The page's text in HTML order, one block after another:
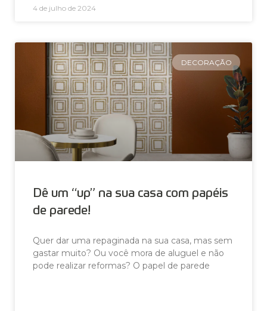
4 de julho de 2024
DECORAÇÃO
Dê um “up” na sua casa com papéis
de parede!
Quer dar uma repaginada na sua casa, mas sem
gastar muito? Ou você mora de aluguel e não
pode realizar reformas? O papel de parede